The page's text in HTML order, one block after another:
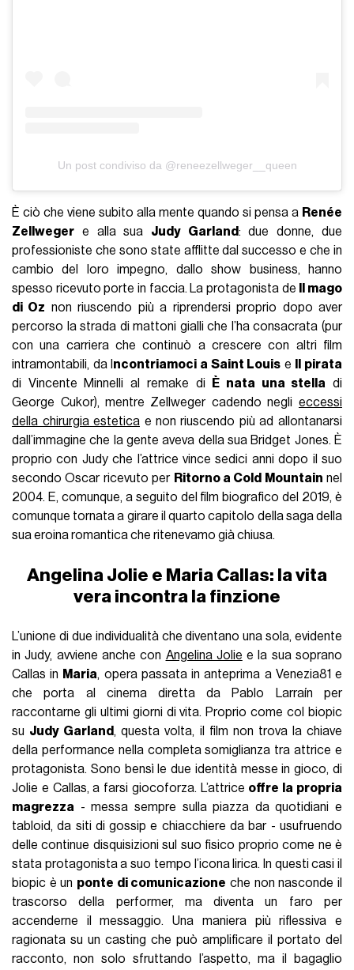
Un post condiviso da @reneezellweger__queen
È ciò che viene subito alla mente quando si pensa a Renée
Zellweger e alla sua Judy Garland: due donne, due
professioniste che sono state afflitte dal successo e che in
cambio del loro impegno, dallo show business, hanno
spesso ricevuto porte in faccia. La protagonista de
Il mago
di Oz non riuscendo più a riprendersi proprio dopo aver
percorso la strada di mattoni gialli che l’ha consacrata (pur
con una carriera che continuò a crescere con altri film
intramontabili, da I ncontriamoci a Saint Louis e
Il pirata
di Vincente Minnelli al remake di
È nata una stella di
George Cukor), mentre Zellweger cadendo negli eccessi
della chirurgia estetica e non riuscendo più ad allontanarsi
dall’immagine che la gente aveva della sua Bridget Jones. È
proprio con Judy che l’attrice vince sedici anni dopo il suo
secondo Oscar ricevuto per Ritorno a Cold Mountain nel
2004. E, comunque, a seguito del film biografico del 2019, è
comunque tornata a girare il quarto capitolo della saga della
sua eroina romantica che ritenevamo già chiusa.
Angelina Jolie e Maria Callas: la vita
vera incontra la finzione
L’unione di due individualità che diventano una sola, evidente
in Judy, avviene anche con Angelina Jolie e la sua soprano
Callas in Maria, opera passata in anteprima a Venezia81 e
che porta al cinema diretta da Pablo Larraín per
raccontarne gli ultimi giorni di vita. Proprio come col biopic
su Judy Garland , questa volta, il film non trova la chiave
della performance nella completa somiglianza tra attrice e
protagonista. Sono bensì le due identità messe in gioco, di
Jolie e Callas, a farsi giocoforza. L’attrice offre la propria
magrezza - messa sempre sulla piazza da quotidiani e
tabloid, da siti di gossip e chiacchiere da bar - usufruendo
delle continue disquisizioni sul suo fisico proprio come ne è
stata protagonista a suo tempo l’icona lirica. In questi casi il
biopic è un ponte di comunicazione che non nasconde il
trascorso della performer, ma diventa un faro per
accenderne il messaggio. Una maniera più riflessiva e
ragionata su un casting che può amplificare il portato del
racconto, non solo sfruttando l’aspetto, ma il bagaglio